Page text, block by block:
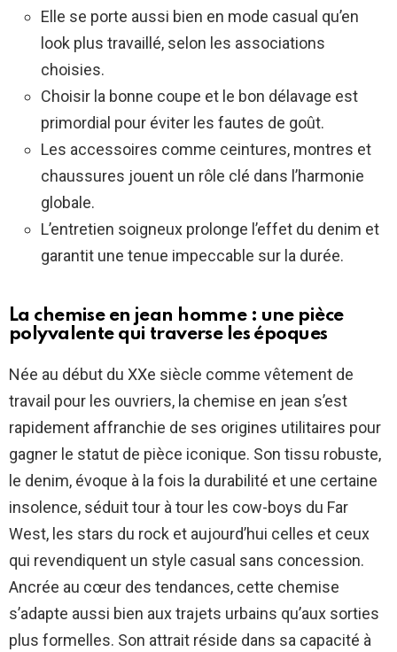
Elle se porte aussi bien en mode casual qu’en
look plus travaillé, selon les associations
choisies.
Choisir la bonne coupe et le bon délavage est
primordial pour éviter les fautes de goût.
Les accessoires comme ceintures, montres et
chaussures jouent un rôle clé dans l’harmonie
globale.
L’entretien soigneux prolonge l’effet du denim et
garantit une tenue impeccable sur la durée.
La chemise en jean homme : une pièce
polyvalente qui traverse les époques
Née au début du XXe siècle comme vêtement de
travail pour les ouvriers, la chemise en jean s’est
rapidement affranchie de ses origines utilitaires pour
gagner le statut de pièce iconique. Son tissu robuste,
le denim, évoque à la fois la durabilité et une certaine
insolence, séduit tour à tour les cow-boys du Far
West, les stars du rock et aujourd’hui celles et ceux
qui revendiquent un style casual sans concession.
Ancrée au cœur des tendances, cette chemise
s’adapte aussi bien aux trajets urbains qu’aux sorties
plus formelles. Son attrait réside dans sa capacité à